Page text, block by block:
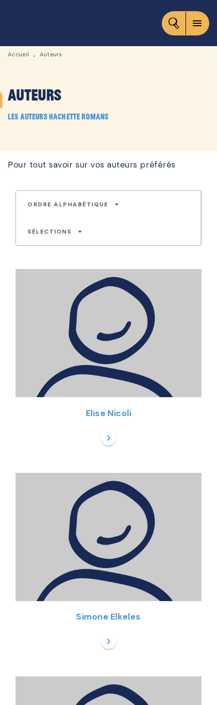
CONTENU
menu
Accueil • Auteurs
Auteurs
Les auteurs Hachette Romans
Pour tout savoir sur vos auteurs préférés
ORDRE ALPHABÉTIQUE arrow_drop_down
SÉLECTIONS arrow_drop_down
Elise Nicoli
chevron_right
Simone Elkeles
chevron_right